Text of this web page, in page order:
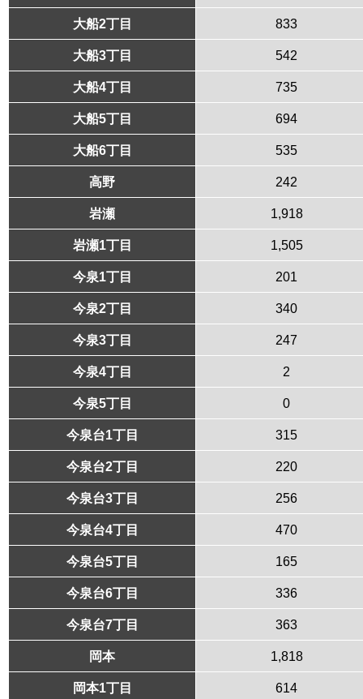
大船2丁目 833
大船3丁目 542
大船4丁目 735
大船5丁目 694
大船6丁目 535
高野 242
岩瀬 1,918
岩瀬1丁目 1,505
今泉1丁目 201
今泉2丁目 340
今泉3丁目 247
今泉4丁目 2
今泉5丁目 0
今泉台1丁目 315
今泉台2丁目 220
今泉台3丁目 256
今泉台4丁目 470
今泉台5丁目 165
今泉台6丁目 336
今泉台7丁目 363
岡本 1,818
岡本1丁目 614